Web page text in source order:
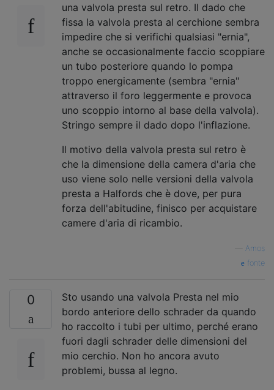
una valvola presta sul retro. Il dado che
fissa la valvola presta al cerchione sembra
impedire che si verifichi qualsiasi "ernia",
anche se occasionalmente faccio scoppiare
un tubo posteriore quando lo pompa
troppo energicamente (sembra "ernia"
attraverso il foro leggermente e provoca
uno scoppio intorno al base della valvola).
Stringo sempre il dado dopo l'inflazione.
Il motivo della valvola presta sul retro è
che la dimensione della camera d'aria che
uso viene solo nelle versioni della valvola
presta a Halfords che è dove, per pura
forza dell'abitudine, finisco per acquistare
camere d'aria di ricambio.
Amos
fonte
0
Sto usando una valvola Presta nel mio
bordo anteriore dello schrader da quando
ho raccolto i tubi per ultimo, perché erano
fuori dagli schrader delle dimensioni del
mio cerchio. Non ho ancora avuto
problemi, bussa al legno.